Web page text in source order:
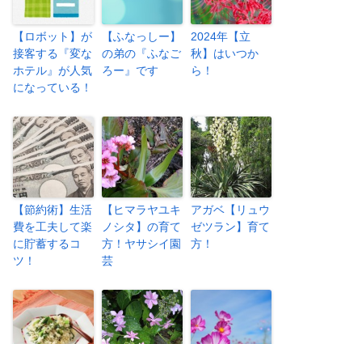
【ロボット】が
接客する『変な
ホテル』が人気
になっている！
【ふなっしー】
の弟の『ふなご
ろー』です
2024年【立
秋】はいつか
ら！
【節約術】生活
費を工夫して楽
に貯蓄するコ
ツ！
【ヒマラヤユキ
ノシタ】の育て
方！ヤサシイ園
芸
アガベ【リュウ
ゼツラン】育て
方！